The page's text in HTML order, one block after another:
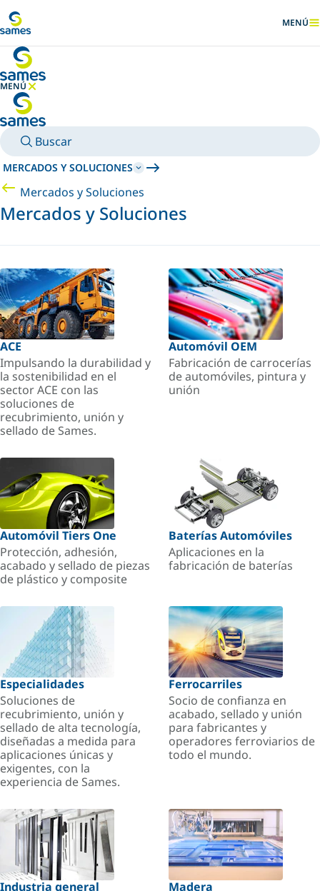
MENÚ
MENÚ
OCULTAR MENÚ
Buscar
MERCADOS Y SOLUCIONES
Mercados y Soluciones
Mercados y Soluciones
ACE
Impulsando la durabilidad y
la sostenibilidad en el
sector ACE con las
soluciones de
recubrimiento, unión y
sellado de Sames.
Automóvil OEM
Fabricación de carrocerías
de automóviles, pintura y
unión
Automóvil Tiers One
Protección, adhesión,
acabado y sellado de piezas
de plástico y composite
Baterías Automóviles
Aplicaciones en la
fabricación de baterías
Especialidades
Soluciones de
recubrimiento, unión y
sellado de alta tecnología,
diseñadas a medida para
aplicaciones únicas y
exigentes, con la
experiencia de Sames.
Ferrocarriles
Socio de confianza en
acabado, sellado y unión
para fabricantes y
operadores ferroviarios de
todo el mundo.
Industria general
Madera